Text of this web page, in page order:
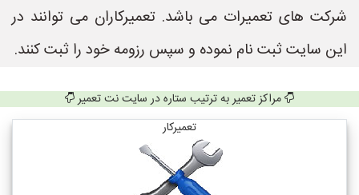
شرکت های تعمیرات می باشد. تعمیرکاران می توانند در
این سایت ثبت نام نموده و سپس رزومه خود را ثبت کنند.
مراکز تعمیر به ترتیب ستاره در سایت نت تعمیر
تعمیرکار